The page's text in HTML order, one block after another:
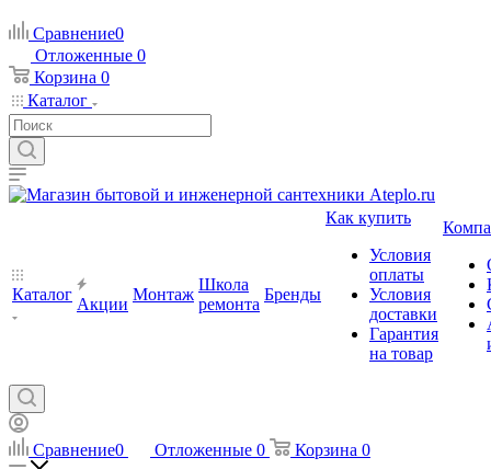
Сравнение0
Отложенные 0
Корзина 0
Каталог
Каталог
Акции
Монтаж
Школа
ремонта
Бренды
Как купить
Условия
оплаты
Условия
доставки
Гарантия
на товар
Сравнение0 Отложенные 0 Корзина 0